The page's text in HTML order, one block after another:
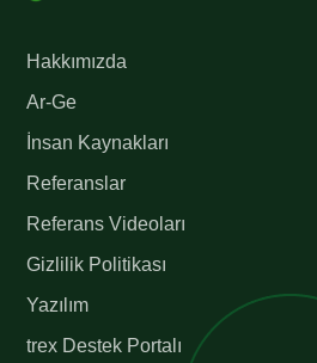
Hakkımızda
Ar-Ge
İnsan Kaynakları
Referanslar
Referans Videoları
Gizlilik Politikası
Yazılım
trex Destek Portalı